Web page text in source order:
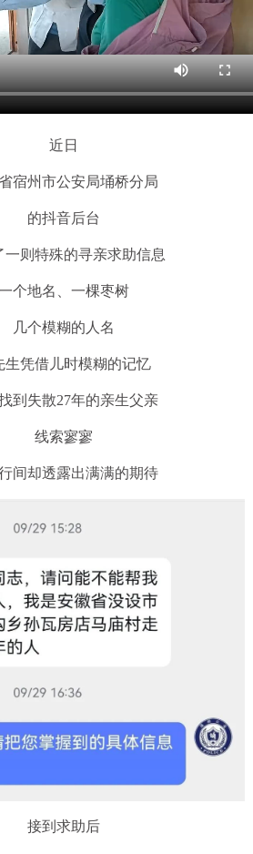
近日
宿州市公安局埇桥分局
的抖音后台
一则特殊的寻亲求助信息
个地名、一棵枣树
几个模糊的人名
生凭借儿时模糊的记忆
到失散27年的亲生父亲
线索寥寥
间却透露出满满的期待
接到求助后